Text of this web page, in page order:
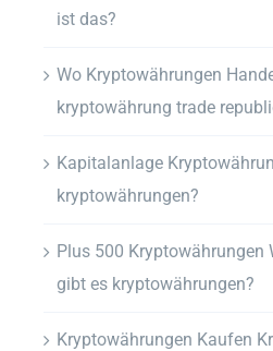
ist das?
Wo Kryptowährungen
kryptowährung trade
Kapitalanlage
kryptowährungen?
Plus 500 Kryptowährungen
gibt es kryptowährungen?
Kryptowährungen Kaufen